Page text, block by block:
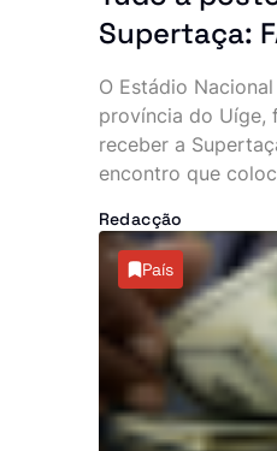
Supertaça:
o Uíge para
Supertaça
Williete
O Estádio
província do Uíge,
receber a
encontro que
de Benguela, no
Agosto, naquele
arranque oficial
do futebol
Redacção
País